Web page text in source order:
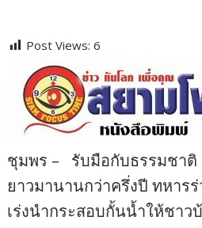
Post Views: 6
ชุมพร – รับมือกับธรรมชาติ
ยาวมานานกว่าครึ่งปี ทหาร
เร่งนำกระสอบกั้นน้ำให้ชาว